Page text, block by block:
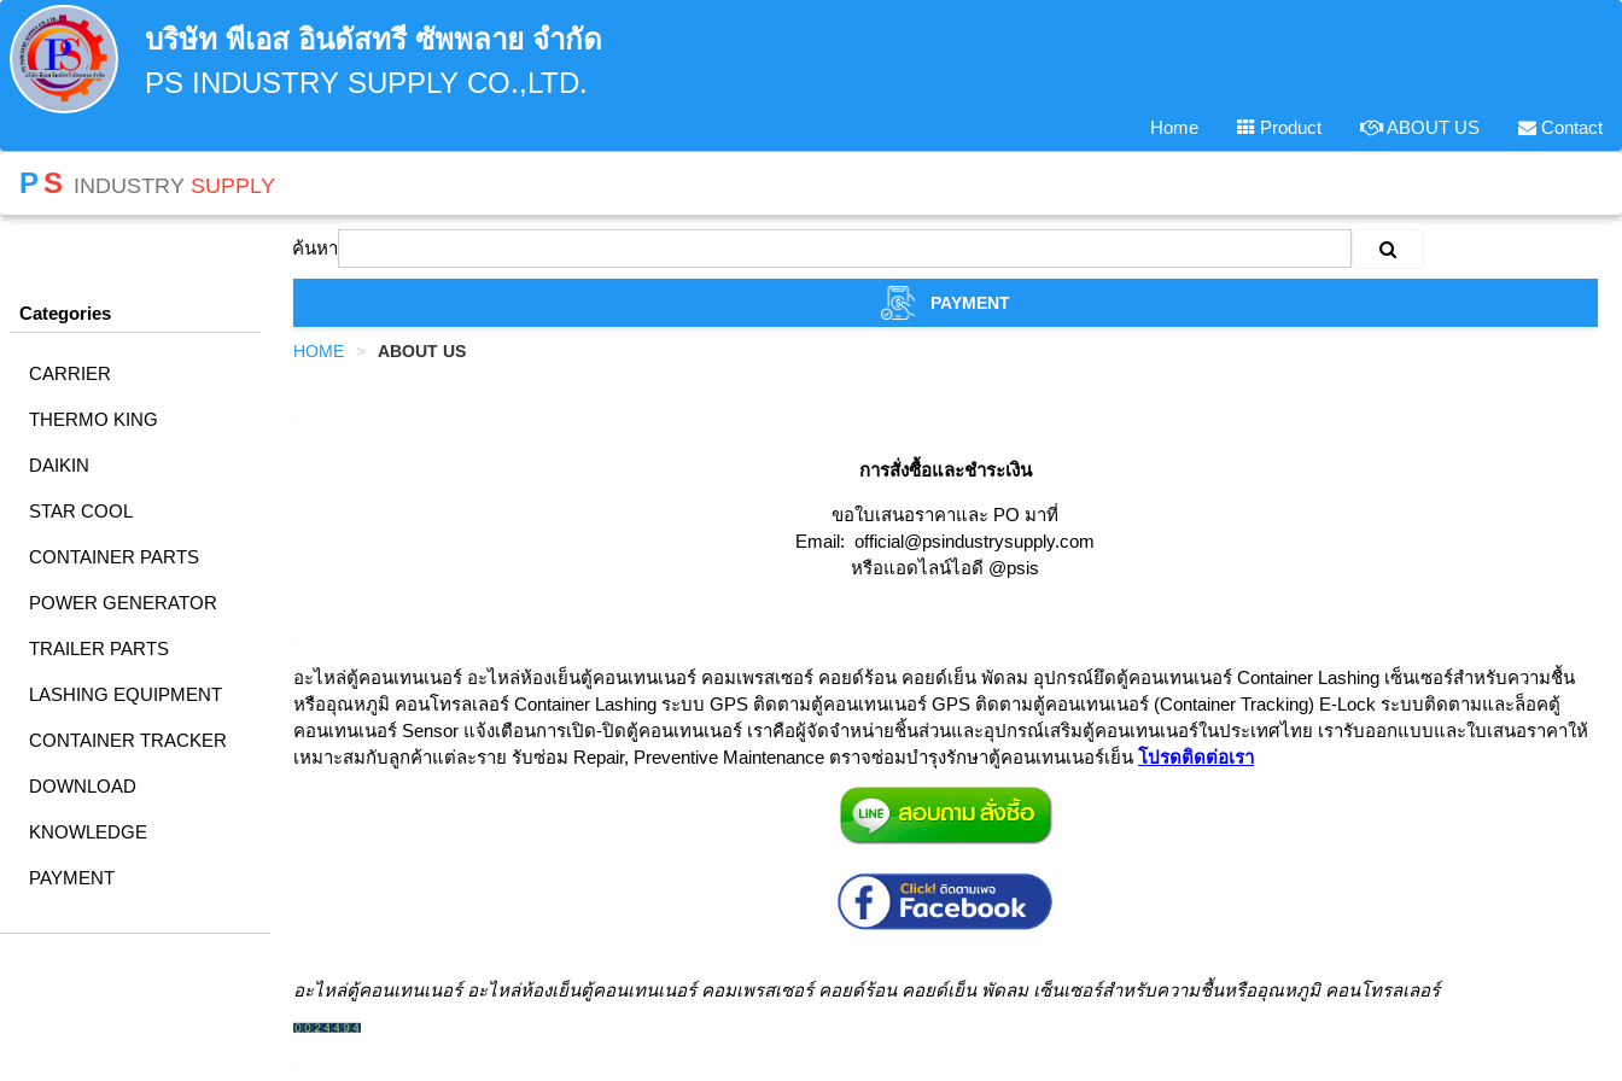
บริษัท พีเอส อินดัสทรี ซัพพลาย จำกัด
PS INDUSTRY SUPPLY CO.,LTD.
Home Product ABOUT US Contact
PS INDUSTRY SUPPLY
ค้นหา
Categories
CARRIER
THERMO KING
DAIKIN
STAR COOL
CONTAINER PARTS
POWER GENERATOR
TRAILER PARTS
LASHING EQUIPMENT
CONTAINER TRACKER
DOWNLOAD
KNOWLEDGE
PAYMENT
PAYMENT
HOME ABOUT US
การสั่งซื้อและชำระเงิน
ขอใบเสนอราคาและ PO มาที่
Email: official@psindustrysupply.com
หรือแอดไลน์ไอดี @psis
อะไหล่ตู้คอนเทนเนอร์ อะไหล่ห้องเย็นตู้คอนเทนเนอร์ คอมเพรสเซอร์ คอยด์ร้อน คอยด์เย็น พัดลม อุปกรณ์ยึดตู้คอนเทนเนอร์ Container Lashing เซ็นเซอร์สำหรับความชื้น
หรืออุณหภูมิ คอนโทรลเลอร์ Container Lashing ระบบ GPS ติดตามตู้คอนเทนเนอร์ GPS ติดตามตู้คอนเทนเนอร์ (Container Tracking) E-Lock ระบบติดตามและล็อคตู้
คอนเทนเนอร์ Sensor แจ้งเตือนการเปิด-ปิดตู้คอนเทนเนอร์ เราคือผู้จัดจำหน่ายชิ้นส่วนและอุปกรณ์เสริมตู้คอนเทนเนอร์ในประเทศไทย เรารับออกแบบและใบเสนอราคาให้
เหมาะสมกับลูกค้าแต่ละราย รับซ่อม Repair, Preventive Maintenance ตราจซ่อมบำรุงรักษาตู้คอนเทนเนอร์เย็น โปรดติดต่อเรา
อะไหล่ตู้คอนเทนเนอร์ อะไหล่ห้องเย็นตู้คอนเทนเนอร์ คอมเพรสเซอร์ คอยด์ร้อน คอยด์เย็น พัดลม เซ็นเซอร์สำหรับความชื้นหรืออุณหภูมิ คอนโทรลเลอร์